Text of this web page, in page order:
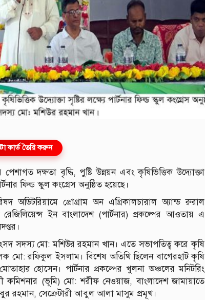
কার্ড তৈরি করুন
দক্ষতা বৃদ্ধি, পুষ্টি উন্নয়ন এবং কৃষিভিত্তিক উদ্যোক্তা
ফিল্ড স্কুল কংগ্রেস অনুষ্ঠিত হয়েছে।
প্রোগ্রাম অন এগ্রিকালচারাল অ্যান্ড রুরাল
রেজিলিয়েন্স ইন বাংলাদেশ (পার্টনার) প্রকল্পের আওতায় এ
সদস্য মো: মশিউর রহমান খান। এতে সভাপতিত্ব করে কৃষি
মো: রফিকুল ইসলাম। বিশেষ অতিথি ছিলেন বাগেরহাট কৃষি
হোসেন। পার্টনার প্রকল্পের খুলনা অঞ্চলের মনিটরিং
(ভূমি) মো: শরীফ নেওয়াজ, বাংলাদেশ জামায়াতে
রহমান, সেক্রেটারী আবুল আলা মাসুম প্রমূখ।